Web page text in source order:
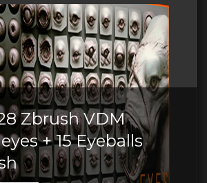
Zbrush VDM
+ 15 Eyeballs